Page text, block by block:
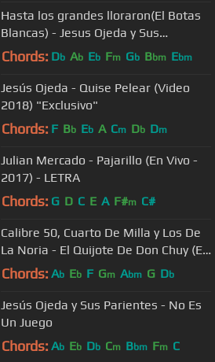
Hasta los grandes lloraron(El Botas
Blancas) - Jesus Ojeda y Sus
Parientes 'En Vivo Con Banda' Disco
Chords: Db Ab Eb Fm Gb Bbm Ebm
Jesús Ojeda - Quise Pelear (Video
2018) "Exclusivo"
Chords: F Bb Eb A Cm Db Dm
Julian Mercado - Pajarillo (En Vivo -
2017) - LETRA
Chords: G D C E A F#m C#
Calibre 50, Cuarto De Milla y Los De
La Noria - El Quijote De Don Chuy (En
Vivo)
Chords: Ab Eb F Gm Abm G Db
Jesús Ojeda y Sus Parientes - No Es
Un Juego
Chords: Ab Eb Db Cm Bbm Fm C